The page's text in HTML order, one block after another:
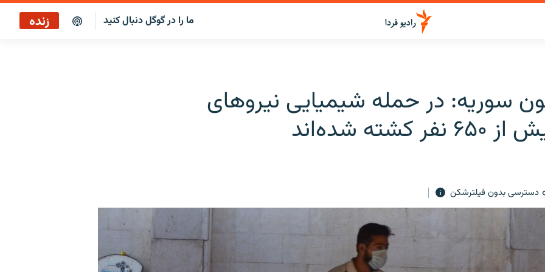
ما را در گوگل دنبال کنید زنده
سوریه: در حمله شیمیایی نیروهای
کشته شده‌اند
دسترسی بدون فیلترشکن